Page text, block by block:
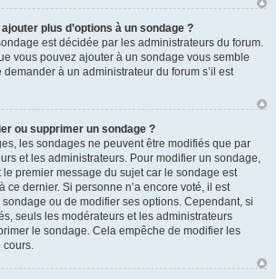
plus d’options à un sondage ?
est décidée par les administrateurs du forum.
vous pouvez ajouter à un sondage vous semble
à un administrateur du forum s’il est
ou supprimer un sondage ?
les sondages ne peuvent être modifiés que par
et les administrateurs. Pour modifier un sondage,
premier message du sujet car le sondage est
ce dernier. Si personne n’a encore voté, il est
ou de modifier ses options. Cependant, si
seuls les modérateurs et les administrateurs
le sondage. Cela empêche de modifier les
cours.